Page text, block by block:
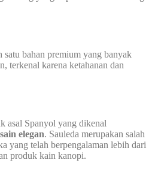
satu bahan premium yang banyak
terkenal karena ketahanan dan
asal Spanyol yang dikenal
elegan. Sauleda merupakan salah
yang telah berpengalaman lebih dari
produk kain kanopi.